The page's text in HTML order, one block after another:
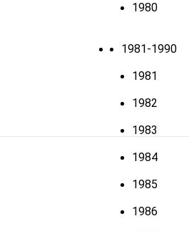
1980
1981-1990
1981
1982
1983
1984
1985
1986